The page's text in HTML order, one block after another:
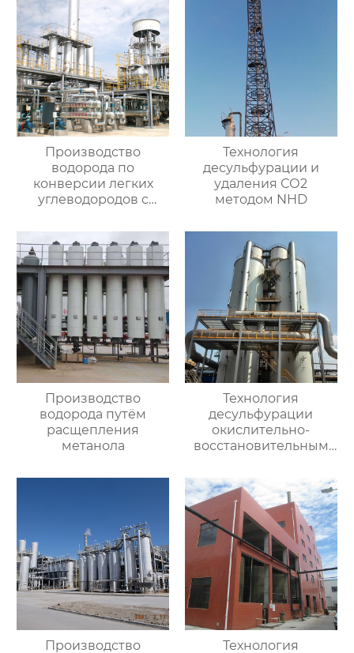
Производство
водорода по
конверсии легких
углеводородов с
Технология
десульфурации и
удаления СО2
методом NHD
Производство
водорода путём
расщепления
метанола
Технология
десульфурации
окислительно-
восстановительным
Производство
Технология